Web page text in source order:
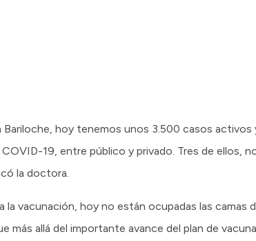
hoy tenemos unos 3.500 casos
19, entre público y privado. Tres de ellos,
la doctora.
vacunación, hoy no están ocupadas las camas
más allá del importante avance del plan de